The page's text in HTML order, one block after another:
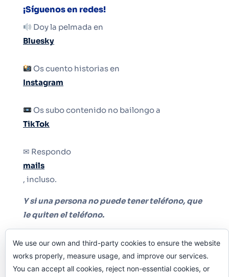
¡Síguenos en redes!
Doy la pelmada en
Bluesky
Os cuento historias en
Instagram
Os subo contenido no bailongo a
TikTok
✉ Respondo
mails
, incluso.
Y si una persona no puede tener teléfono, que
le quiten el teléfono.
We use our own and third-party cookies to ensure the website
works properly, measure usage, and improve our services.
You can accept all cookies, reject non-essential cookies, or